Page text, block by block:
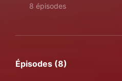
8 épisodes
Épisodes (8)